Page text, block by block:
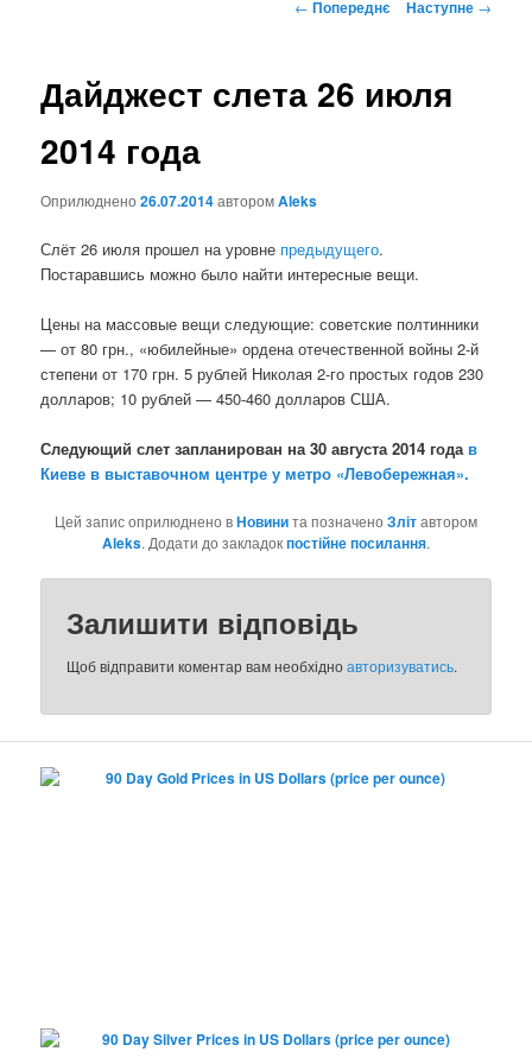
← Попереднє Наступне →
Дайджест слета 26 июля
2014 года
Оприлюднено26.07.2014авторомAleks
Слёт 26 июля прошел на уровне предыдущего.
Постаравшись можно было найти интересные вещи.
Цены на массовые вещи следующие: советские полтинники
— от 80 грн., «юбилейные» ордена отечественной войны 2-й
степени от 170 грн. 5 рублей Николая 2-го простых годов 230
долларов; 10 рублей — 450-460 долларов США.
Следующий слет запланирован на 30 августа 2014 года в
Киеве в выставочном центре у метро «Левобережная».
Цей запис оприлюднено вНовинита позначено Злітавтором
Aleks. Додати до закладокпостійне посилання.
Залишити відповідь
Щоб відправити коментар вам необхідноавторизуватись.